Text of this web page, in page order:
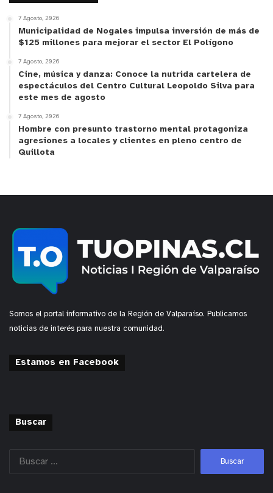
7 Agosto, 2026
Municipalidad de Nogales impulsa inversión de más de
$125 millones para mejorar el sector El Polígono
7 Agosto, 2026
Cine, música y danza: Conoce la nutrida cartelera de
espectáculos del Centro Cultural Leopoldo Silva para
este mes de agosto
7 Agosto, 2026
Hombre con presunto trastorno mental protagoniza
agresiones a locales y clientes en pleno centro de
Quillota
Somos el portal informativo de la Región de Valparaíso. Publicamos
noticias de interés para nuestra comunidad.
Estamos en Facebook
Buscar